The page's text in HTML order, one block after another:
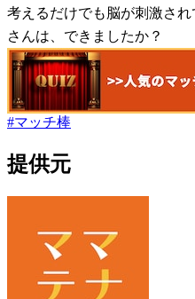
考えるだけでも脳が刺激さ
さんは、できましたか？
#マッチ棒
提供元